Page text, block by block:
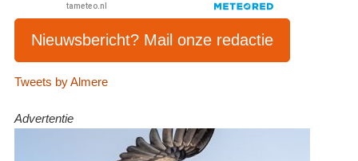
Nieuwsbericht? Mail onze redactie
Tweets by Almere
Advertentie